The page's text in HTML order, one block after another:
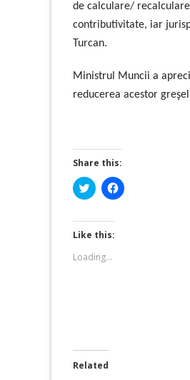
de calculare/
contributivitate, iar
Turcan.
Ministrul Muncii a
reducerea acestor
Share this:
Click
to
Twitter
(Opens
in
new
window)
Click
to
Like this:
Loading...
Related